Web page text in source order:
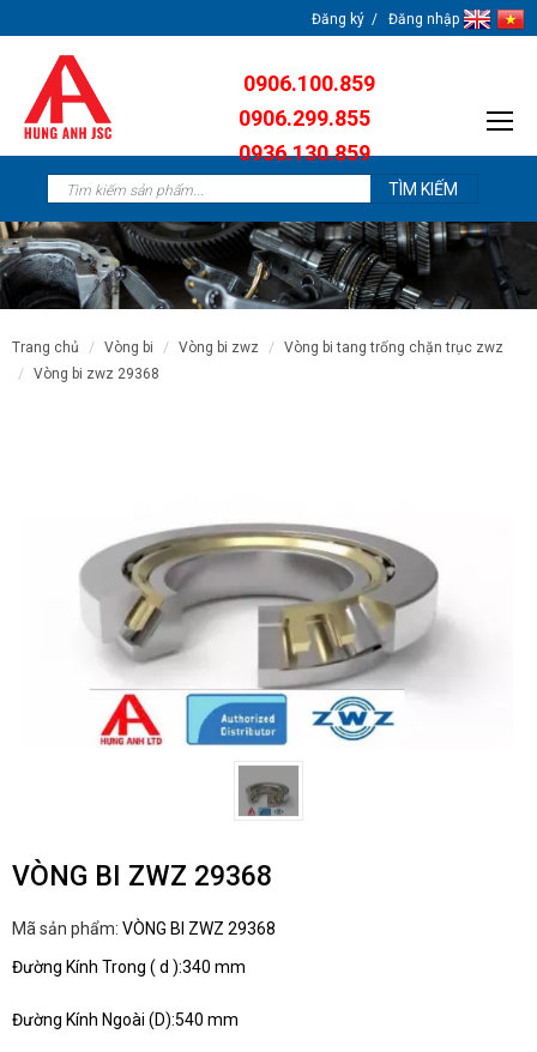
Đăng ký Đăng nhập
0906.100.859
0906.299.855
0936.130.859
trang chủ vòng bi vòng bi zwz
vòng bi tang trống chặn trục zwz
vòng bi zwz 29368
VÒNG BI ZWZ 29368
Mã sản phẩm: VÒNG BI ZWZ 29368
Đường Kính Trong ( d ):340 mm
Đường Kính Ngoài (D):540 mm